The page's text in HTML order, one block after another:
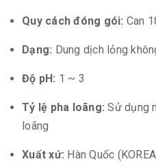
Quy cách đóng gói: Can
Dạng: Dung dịch lỏng
Độ pH: 1 ~ 3
Tỷ lệ pha loãng: Sử dụng
loãng
Xuất xứ: Hàn Quốc